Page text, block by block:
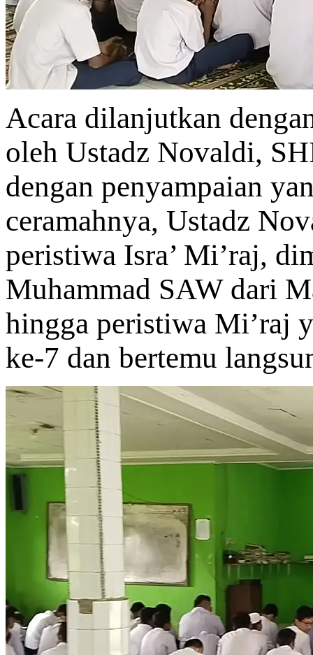
Acara dilanjutkan
oleh Ustadz Novaldi,
dengan penyampaian
ceramahnya, Ustadz
peristiwa Isra’ Mi’raj,
Muhammad SAW dari
hingga peristiwa Mi’raj
ke-7 dan bertemu